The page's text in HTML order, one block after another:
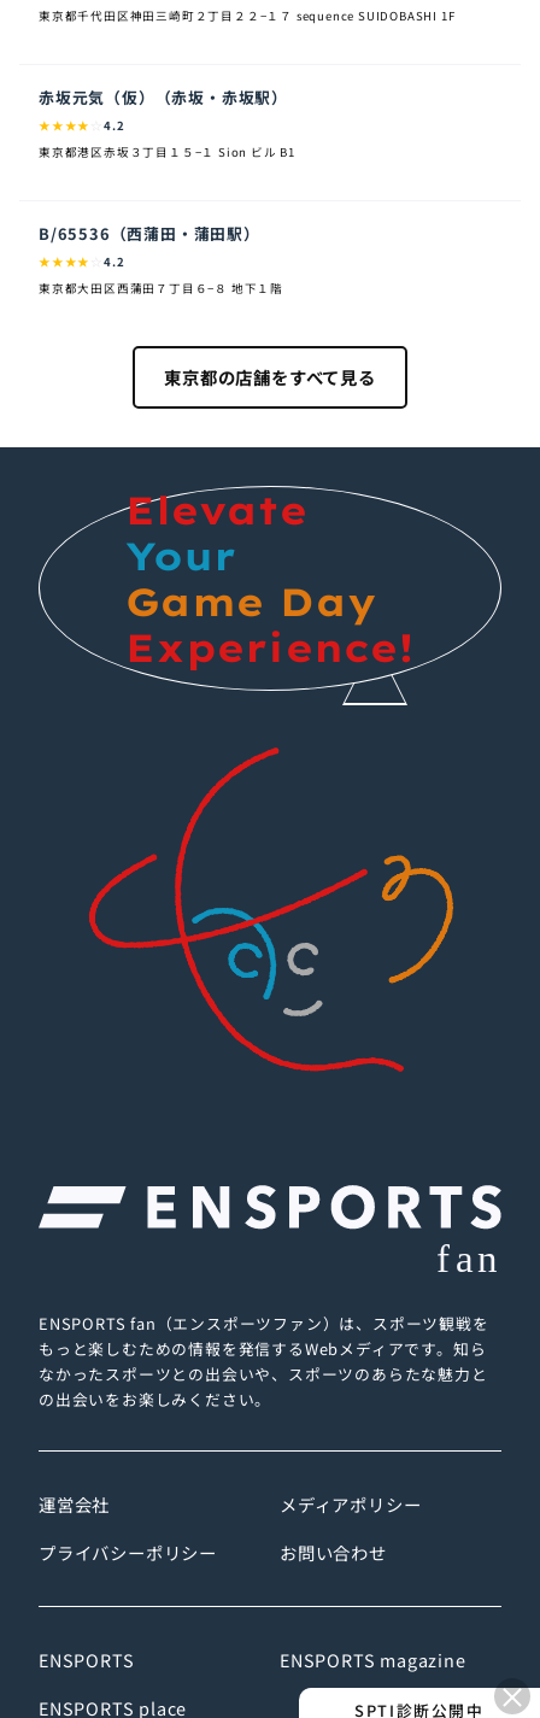
×
SPTI診断公開中
東京都千代田区神田三崎町２丁目２２−１７ sequence SUIDOBASHI 1F
赤坂元気（仮）（赤坂・赤坂駅）
★★★★ ☆4.2
東京都港区赤坂３丁目１５−１ Sion ビル B1
B/65536（西蒲田・蒲田駅）
★★★★ ☆4.2
東京都大田区西蒲田７丁目６−８ 地下１階
東京都の店舗をすべて見る
Elevate
Your
Game Day
Experience!
ENSPORTS fan（エンスポーツファン）は、スポーツ観戦を
もっと楽しむための情報を発信するWebメディアです。 知ら
なかったスポーツとの出会いや、スポーツのあらたな魅力と
の出会いをお楽しみください。
運営会社
メディアポリシー
プライバシーポリシー
お問い合わせ
ENSPORTS
ENSPORTS magazine
ENSPORTS place